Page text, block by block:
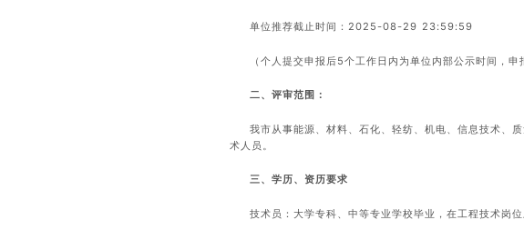
单位推荐截止时间：2025-08-29 23:59:59
（个人提交申报后5个工作日内为单位内部公示时间，申
二、评审范围：
我市从事能源、材料、石化、轻纺、机电、信息技术、
术人员。
三、学历、资历要求
技术员：大学专科、中等专业学校毕业，在工程技术岗